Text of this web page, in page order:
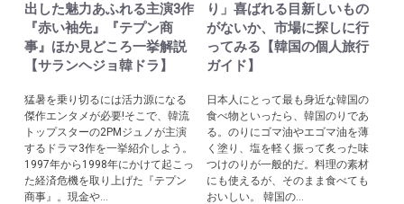
出した魅力あふれる主演3作
『赤い袖先』『テプン商
事』ほか見どころ一挙解説
【サランヘジョ韓ドラ】
猛暑を乗り切るには活力源になる
傑作エンタメが必要!そこで、韓流
トップスターの2PMジュノが主演
するドラマ3作を一挙紹介しよう。
1997年から1998年にかけて起こっ
た経済危機を取り上げた『テプン
商事』。現金や...
り」喜ばれる目新しいもの
がないか、市場に探しに行
ってみる【韓国の個人旅行
ガイド】
日本人にとって最も身近な韓国の
食べ物といったら、韓国のりであ
る。のりにゴマ油やエゴマ油を薄
く塗り、塩を軽く振って炙った味
つけのりが一般的だ。料理の素材
にも使えるが、そのまま食べても
おいしい。 韓国の...